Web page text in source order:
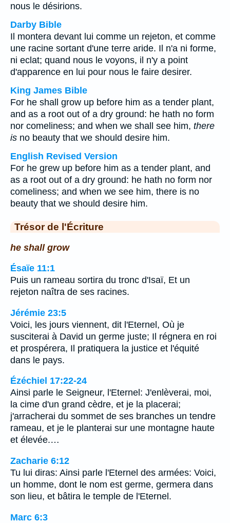
nous le désirions.
Darby Bible
Il montera devant lui comme un rejeton, et comme
une racine sortant d'une terre aride. Il n'a ni forme,
ni eclat; quand nous le voyons, il n'y a point
d'apparence en lui pour nous le faire desirer.
King James Bible
For he shall grow up before him as a tender plant,
and as a root out of a dry ground: he hath no form
nor comeliness; and when we shall see him, there
is no beauty that we should desire him.
English Revised Version
For he grew up before him as a tender plant, and
as a root out of a dry ground: he hath no form nor
comeliness; and when we see him, there is no
beauty that we should desire him.
Trésor de l'Écriture
he shall grow
Ésaïe 11:1
Puis un rameau sortira du tronc d'Isaï, Et un
rejeton naîtra de ses racines.
Jérémie 23:5
Voici, les jours viennent, dit l'Eternel, Où je
susciterai à David un germe juste; Il régnera en roi
et prospérera, Il pratiquera la justice et l'équité
dans le pays.
Ézéchiel 17:22-24
Ainsi parle le Seigneur, l'Eternel: J'enlèverai, moi,
la cime d'un grand cèdre, et je la placerai;
j'arracherai du sommet de ses branches un tendre
rameau, et je le planterai sur une montagne haute
et élevée.…
Zacharie 6:12
Tu lui diras: Ainsi parle l'Eternel des armées: Voici,
un homme, dont le nom est germe, germera dans
son lieu, et bâtira le temple de l'Eternel.
Marc 6:3